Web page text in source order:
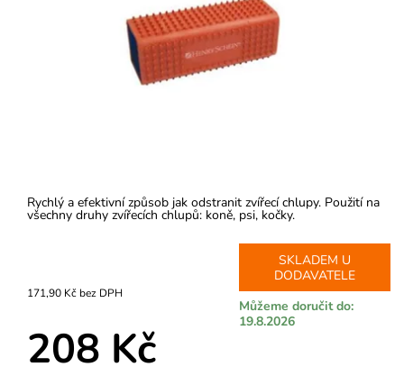
Rychlý a efektivní způsob jak odstranit zvířecí chlupy. Použití na
všechny druhy zvířecích chlupů: koně, psi, kočky.
171,90 Kč bez DPH
SKLADEM U
DODAVATELE
Můžeme doručit do:
19.8.2026
208 Kč